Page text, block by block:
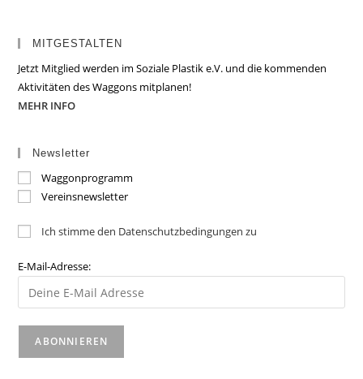
MITGESTALTEN
Jetzt Mitglied werden im Soziale Plastik e.V. und die kommenden
Aktivitäten des Waggons mitplanen!
MEHR INFO
Newsletter
Waggonprogramm
Vereinsnewsletter
Ich stimme den Datenschutzbedingungen zu
E-Mail-Adresse: